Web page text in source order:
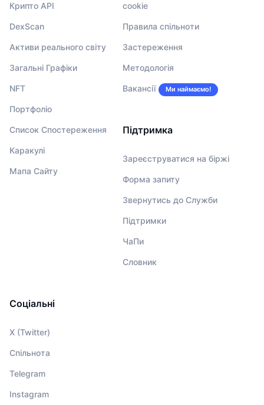
Крипто API
DexScan
Активи реального світу
Загальні Графіки
NFT
Портфоліо
Список Спостереження
Каракулі
Мапа Сайту
cookie
Правила спільноти
Застереження
Методологія
Вакансії Ми наймаємо!
Підтримка
Зареєструватися на біржі
Форма запиту
Звернутись до Служби
Підтримки
ЧаПи
Словник
Соціальні
X (Twitter)
Спільнота
Telegram
Instagram